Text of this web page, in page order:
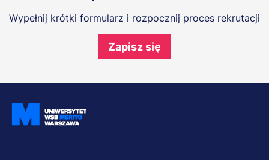
Wypełnij krótki formularz i rozpocznij proces rekrutacji
Zapisz się